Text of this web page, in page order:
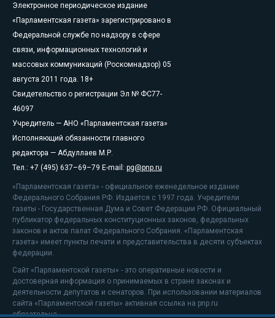
Электронное периодическое издание
«Парламентская газета» зарегистрировано в
Федеральной службе по надзору в сфере
связи, информационных технологий и
массовых коммуникаций (Роскомнадзор) 05
августа 2011 года. 18+
Свидетельство о регистрации Эл № ФС77-
46097
Учредитель — АНО «Парламентская газета»
Исполняющий обязанности главного
редактора — Абдуллаев М.Р.
Тел.: +7 (495) 637–69–79 E-mail: pg@pnp.ru
«Парламентская газета» - официальное еженедельное издание
Федерального Собрания РФ. Издается с 1997 года. Учредители
газеты - Государственная Дума и Совет Федерации РФ. Официальный
публикатор федеральных конституционных законов, федеральных
законов и актов палат Федерального Собрания. «Парламентская
газета» имеет пункты печати и представительства в десяти субъектах
федерации.
Сайт «Парламентской газеты» - это оперативные новости и
достоверная информация о принимаемых в стране законах и
деятельности депутатов и сенаторов. При использовании материалов
сайта «Парламентской газеты» активная ссылка на pnp.ru
обязательна.